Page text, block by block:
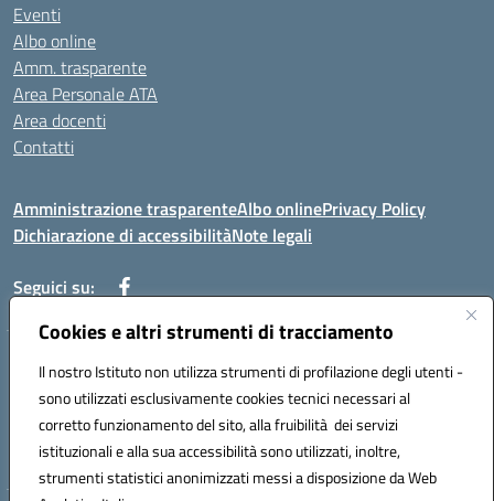
Cookies e altri strumenti di tracciamento
Il nostro Istituto non utilizza strumenti di profilazione degli utenti -
sono utilizzati esclusivamente cookies tecnici necessari al
corretto funzionamento del sito, alla fruibilità dei servizi
istituzionali e alla sua accessibilità sono utilizzati, inoltre,
strumenti statistici anonimizzati messi a disposizione da Web
Eventi
Albo online
Amm. trasparente
Area Personale ATA
Area docenti
Contatti
Amministrazione trasparenteAlbo onlinePrivacy Policy
Dichiarazione di accessibilitàNote legali
Seguici su:
Indirizzo: VIA BRECCIAME, 46 - 81024 MADDALONI (CE)
Mail: CEIC8AU001@istruzione.it - Pec: CEIC8AU001@pec.istruzione.it -
Telefono: 0823408721
Meccanografico: CEIC8AU001
Codice fiscale: 93086080616